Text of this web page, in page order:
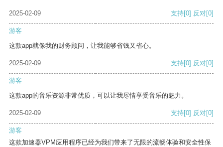
2025-02-09 支持[0] 反对[0]
游客
这款app就像我的财务顾问，让我能够省钱又省心。
2025-02-09 支持[0] 反对[0]
游客
这款app的音乐资源非常优质，可以让我尽情享受音乐的魅力。
2025-02-09 支持[0] 反对[0]
游客
这款加速器VPM应用程序已经为我们带来了无限的流畅体验和安全性保